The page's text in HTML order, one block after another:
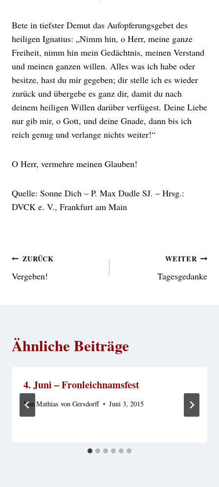
Bete in tiefster Demut das Aufopferungsgebet des
heiligen Ignatius: „Nimm hin, o Herr, meine ganze
Freiheit, nimm hin mein Gedächtnis, meinen Verstand
und meinen ganzen willen. Alles was ich habe oder
besitze, hast du mir gegeben; dir stelle ich es wieder
zurück und übergebe es ganz dir, damit du nach
deinem heiligen Willen darüber verfügest. Deine Liebe
nur gib mir, o Gott, und deine Gnade, dann bis ich
reich genug und verlange nichts weiter!“
O Herr, vermehre meinen Glauben!
Quelle: Sonne Dich – P. Max Dudle SJ. – Hrsg.:
DVCK e. V., Frankfurt am Main
Beitragsnavigation
ZURÜCK
Vergeben!
WEITER
Tagesgedanke
Ähnliche Beiträge
4. Juni – Fronleichnamsfest
VonMathias von Gersdorff Juni 3, 2015